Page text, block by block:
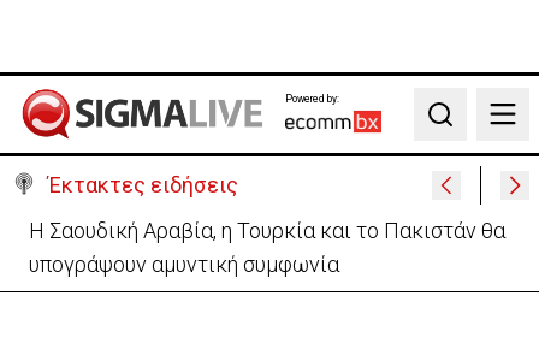
Powered by:
Search
Έκτακτες ειδήσεις
Δαμιανός για GSI: «Σιγουριά από Meridiam, αλλά να
περιμένουμε την έκθεση ΕΤΕπ»